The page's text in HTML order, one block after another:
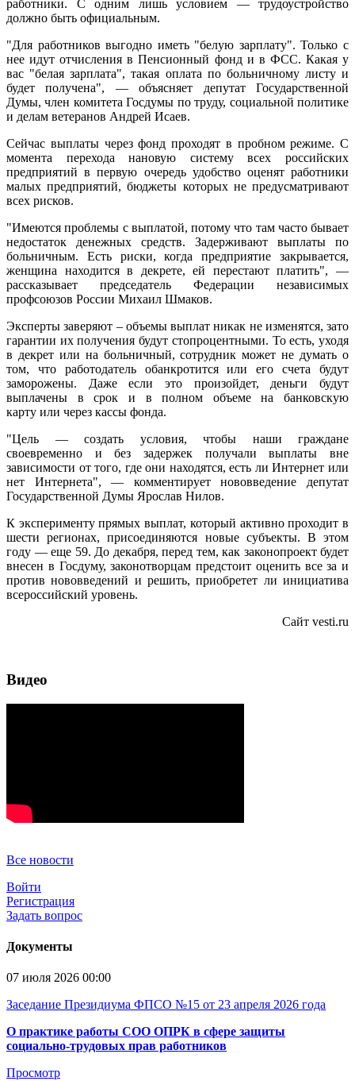
работники. С одним лишь условием — трудоустройство
должно быть официальным.
"Для работников выгодно иметь "белую зарплату". Только с
нее идут отчисления в Пенсионный фонд и в ФСС. Какая у
вас "белая зарплата", такая оплата по больничному листу и
будет получена", — объясняет депутат Государственной
Думы, член комитета Госдумы по труду, социальной политике
и делам ветеранов Андрей Исаев.
Сейчас выплаты через фонд проходят в пробном режиме. С
момента перехода нановую систему всех российских
предприятий в первую очередь удобство оценят работники
малых предприятий, бюджеты которых не предусматривают
всех рисков.
"Имеются проблемы с выплатой, потому что там часто бывает
недостаток денежных средств. Задерживают выплаты по
больничным. Есть риски, когда предприятие закрывается,
женщина находится в декрете, ей перестают платить", —
рассказывает председатель Федерации независимых
профсоюзов России Михаил Шмаков.
Эксперты заверяют – объемы выплат никак не изменятся, зато
гарантии их получения будут стопроцентными. То есть, уходя
в декрет или на больничный, сотрудник может не думать о
том, что работодатель обанкротится или его счета будут
заморожены. Даже если это произойдет, деньги будут
выплачены в срок и в полном объеме на банковскую
карту или через кассы фонда.
"Цель — создать условия, чтобы наши граждане
своевременно и без задержек получали выплаты вне
зависимости от того, где они находятся, есть ли Интернет или
нет Интернета", — комментирует нововведение депутат
Государственной Думы Ярослав Нилов.
К эксперименту прямых выплат, который активно проходит в
шести регионах, присоединяются новые субъекты. В этом
году — еще 59. До декабря, перед тем, как законопроект будет
внесен в Госдуму, законотворцам предстоит оценить все за и
против нововведений и решить, приобретет ли инициатива
всероссийский уровень.
Сайт vesti.ru
Видео
Все новости
Войти
Регистрация
Задать вопрос
Документы
07 июля 2026 00:00
Заседание Президиума ФПСО №15 от 23 апреля 2026 года
О практике работы СОО ОПРК в сфере защиты
социально-трудовых прав работников
Просмотр